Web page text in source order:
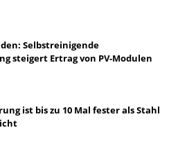
Selbstreinigende
steigert Ertrag von PV-Modulen
ist bis zu 10 Mal fester als Stahl